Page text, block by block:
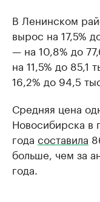
В Ленинском
вырос на 17,5%
— на 10,8% до
на 11,5% до 85,1
16,2% до 94,5
Средняя цена
Новосибирска в
года составила
больше, чем за
года.